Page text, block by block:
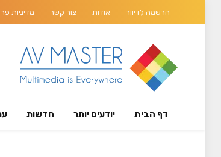
הרשמה לדיוור אודות צור קשר מדיניות
דף הבית יודעים יותר חדשות